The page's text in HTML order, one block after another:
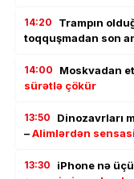
14:20
Trampın
toqquşmadan son
14:00 Moskvadan
sürətlə çökür
13:50
Dinozavrları
–Alimlərdən
13:30 iPhone nə